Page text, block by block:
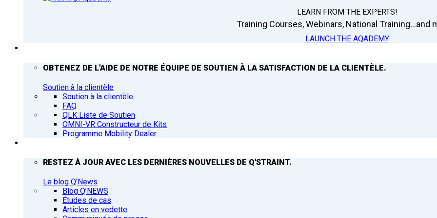
LEARN FROM THE EXPERTS!
Training Courses, Webinars, National Training...and
LAUNCH THE AQADEMY
OBTENEZ DE L'AIDE DE NOTRE ÉQUIPE DE SOUTIEN À LA SATISFACTION DE LA CLIENTÈLE.
Soutien à la clientèle
Soutien à la clientèle
FAQ
QLK Liste de Soutien
OMNI-VR Constructeur de Kits
Programme Mobility Dealer
RESTEZ À JOUR AVEC LES DERNIÈRES NOUVELLES DE Q'STRAINT.
Le blog Q'News
Blog Q’NEWS
Études de cas
Articles en vedette